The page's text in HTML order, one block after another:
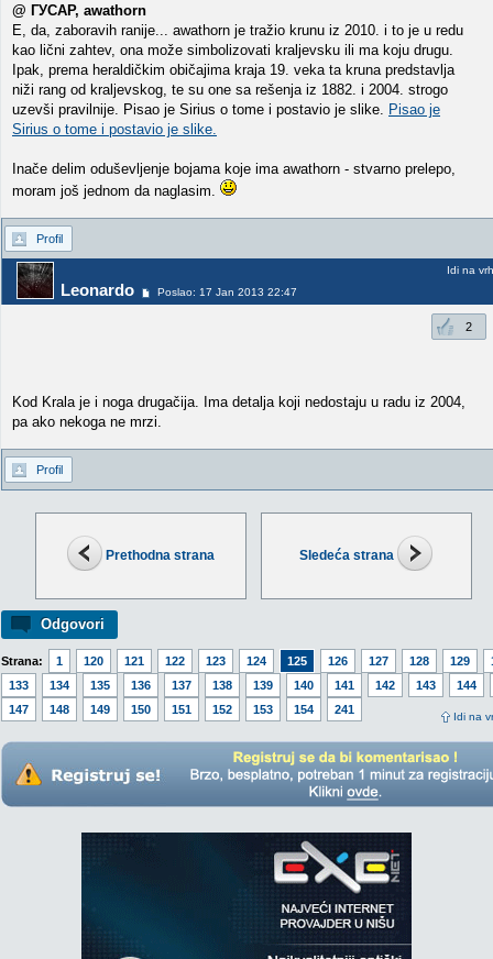
Prethodna strana Sledeća strana
Odgovori
Strana: 1 120 121 122 123 124 125 126 127 128 129
133
134 135 136 137 138 139 140 141 142 143
144
147
148 149 150 151 152 153 154 241
Idi na
@ ГУСАР, awathorn
E, da, zaboravih ranije... awathorn je tražio krunu iz 2010. i to je u redu
kao lični zahtev, ona može simbolizovati kraljevsku ili ma koju drugu.
Ipak, prema heraldičkim običajima kraja 19. veka ta kruna predstavlja
niži rang od kraljevskog, te su one sa rešenja iz 1882. i 2004. strogo
uzevši pravilnije. Pisao je Sirius o tome i postavio je slike. Pisao je
Sirius o tome i postavio je slike.
Inače delim oduševljenje bojama koje ima awathorn - stvarno prelepo,
moram još jednom da naglasim.
Profil
Leonardo Poslao: 17 Jan 2013 22:47
Idi na vrh
2
Kod Krala je i noga drugačija. Ima detalja koji nedostaju u radu iz 2004,
pa ako nekoga ne mrzi.
Profil